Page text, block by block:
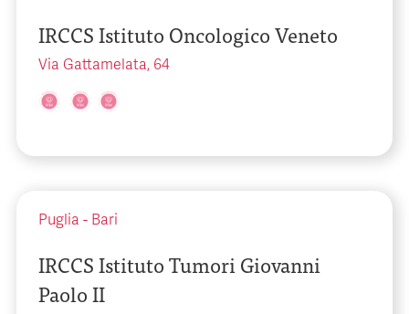
IRCCS Istituto Oncologico Veneto
Via Gattamelata, 64
Puglia - Bari
IRCCS Istituto Tumori Giovanni
Paolo II